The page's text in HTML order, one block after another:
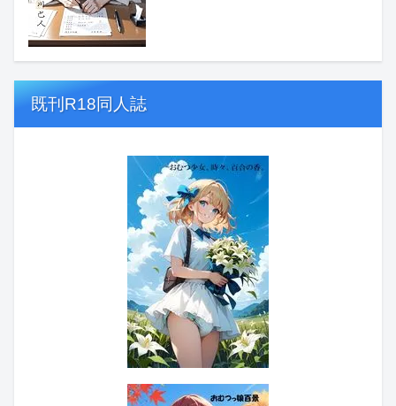
既刊R18同人誌